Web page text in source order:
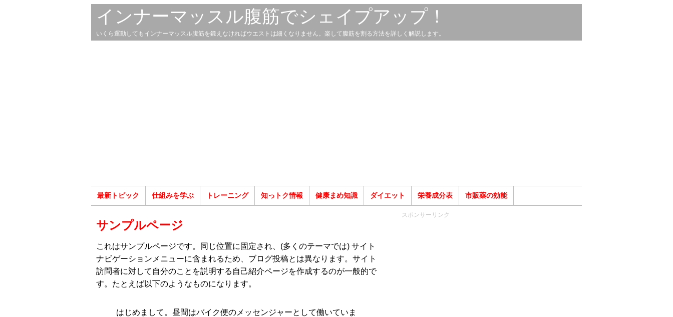
インナーマッスル腹筋でシェイプアップ！
いくら運動してもインナーマッスル腹筋を鍛えなければウエストは細くなりません。楽して腹筋を割る方法を詳しく解説します。
最新トピック 仕組みを学ぶ トレーニング 知っトク情報 健康まめ知識 ダイエット 栄養成分表 市販薬の効能
サンプルページ
これはサンプルページです。同じ位置に固定され、(多くのテーマでは) サイト
ナビゲーションメニューに含まれるため、ブログ投稿とは異なります。サイト
訪問者に対して自分のことを説明する自己紹介ページを作成するのが一般的で
す。たとえば以下のようなものになります。
はじめまして。昼間はバイク便のメッセンジャーとして働いていま
スポンサーリンク